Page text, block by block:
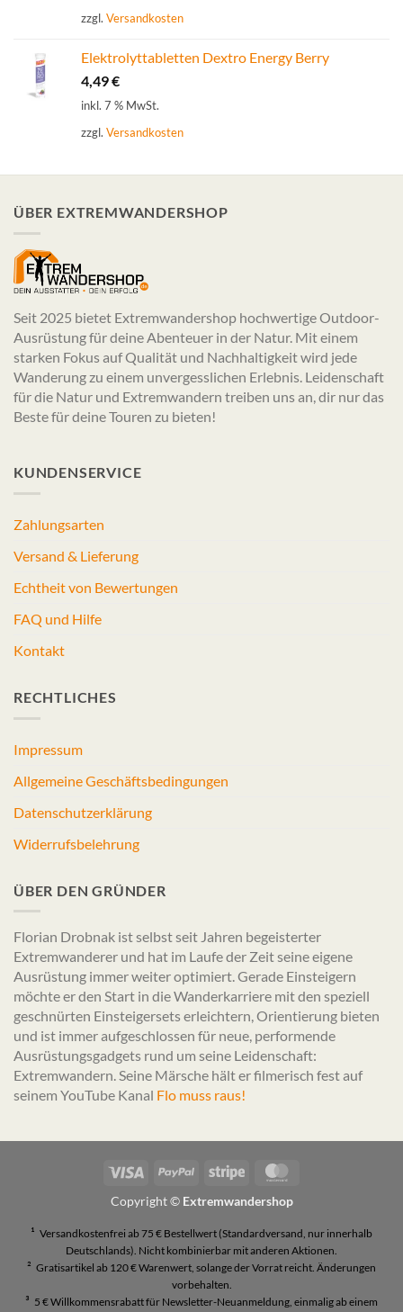
29,99 €23,99 €.
zzgl. Versandkosten
Elektrolyttabletten Dextro Energy Berry
4,49€
inkl. 7 % MwSt.
zzgl. Versandkosten
ÜBER EXTREMWANDERSHOP
Seit 2025 bietet Extremwandershop hochwertige Outdoor-
Ausrüstung für deine Abenteuer in der Natur. Mit einem
starken Fokus auf Qualität und Nachhaltigkeit wird jede
Wanderung zu einem unvergesslichen Erlebnis. Leidenschaft
für die Natur und Extremwandern treiben uns an, dir nur das
Beste für deine Touren zu bieten!
KUNDENSERVICE
Zahlungsarten
Versand & Lieferung
Echtheit von Bewertungen
FAQ und Hilfe
Kontakt
RECHTLICHES
Impressum
Allgemeine Geschäftsbedingungen
Datenschutzerklärung
Widerrufsbelehrung
ÜBER DEN GRÜNDER
Florian Drobnak ist selbst seit Jahren begeisterter
Extremwanderer und hat im Laufe der Zeit seine eigene
Ausrüstung immer weiter optimiert. Gerade Einsteigern
möchte er den Start in die Wanderkarriere mit den speziell
geschnürten Einsteigersets erleichtern, Orientierung bieten
und ist immer aufgeschlossen für neue, performende
Ausrüstungsgadgets rund um seine Leidenschaft:
Extremwandern. Seine Märsche hält er filmerisch fest auf
seinem YouTube Kanal Flo muss raus!
Visa PayPal Stripe
Copyright © Extremwandershop
¹ Versandkostenfrei ab 75 € Bestellwert (Standardversand, nur innerhalb
Deutschlands). Nicht kombinierbar mit anderen Aktionen.
² Gratisartikel ab 120 € Warenwert, solange der Vorrat reicht. Änderungen
vorbehalten.
³ 5 € Willkommensrabatt für Newsletter-Neuanmeldung, einmalig ab einem